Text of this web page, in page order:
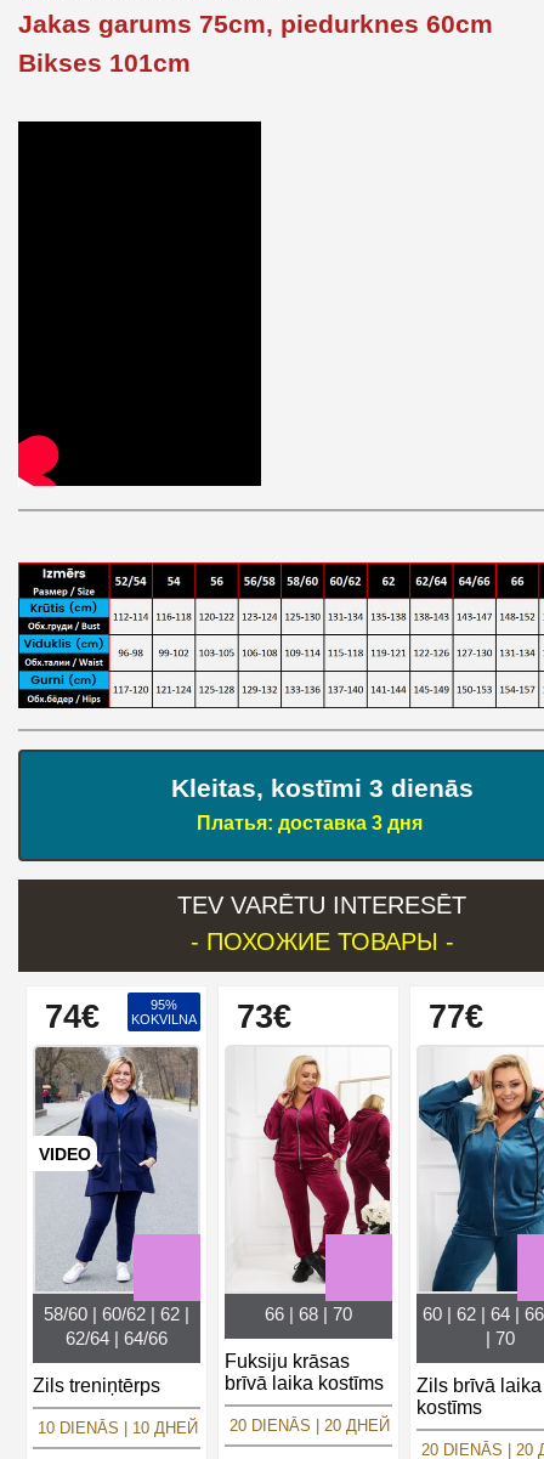
Jakas garums 75cm, piedurknes 60cm
Bikses 101cm
Kleitas, kostīmi 3 dienās
Платья: доставка 3 дня
TEV VARĒTU INTERESĒT
- ПОХОЖИЕ ТОВАРЫ -
74€
95%
KOKVILNA
VIDEO
58/60 | 60/62 | 62 |
62/64 | 64/66
Zils treniņtērps
10 DIENĀS | 10 ДНЕЙ
73€
66 | 68 | 70
Fuksiju krāsas
brīvā laika kostīms
20 DIENĀS | 20 ДНЕЙ
77€
60 | 62 | 64 |
| 70
Zils brīvā laika
kostīms
20 DIENĀS | 20